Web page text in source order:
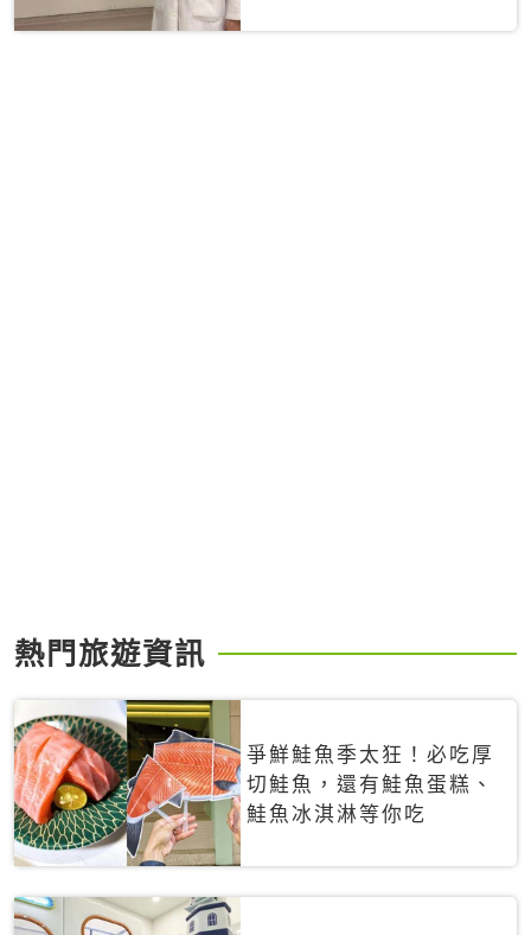
熱門旅遊資訊
爭鮮鮭魚季太狂！必吃厚
切鮭魚，還有鮭魚蛋糕、
鮭魚冰淇淋等你吃